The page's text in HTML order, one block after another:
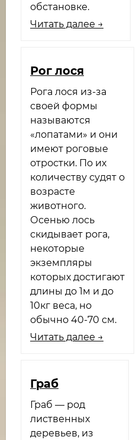
обстановке.
Читать далее →
Рог лося
Рога лося из-за
своей формы
называются
«лопатами» и они
имеют роговые
отростки. По их
количеству судят о
возрасте
животного.
Осенью лось
скидывает рога,
некоторые
экземпляры
которых достигают
длины до 1м и до
10кг веса, но
обычно 40-70 см.
Читать далее →
Граб
Граб — род
лиственных
деревьев, из